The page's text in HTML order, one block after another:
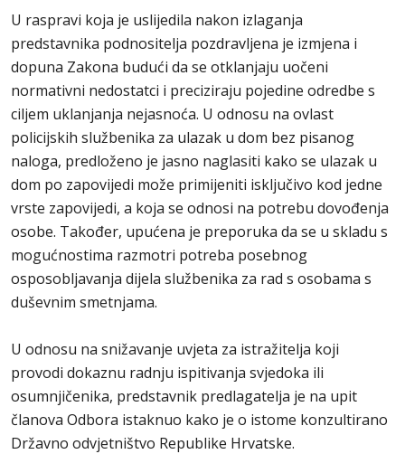
U raspravi koja je uslijedila nakon izlaganja
predstavnika podnositelja pozdravljena je izmjena i
dopuna Zakona budući da se otklanjaju uočeni
normativni nedostatci i preciziraju pojedine odredbe s
ciljem uklanjanja nejasnoća. U odnosu na ovlast
policijskih službenika za ulazak u dom bez pisanog
naloga, predloženo je jasno naglasiti kako se ulazak u
dom po zapovijedi može primijeniti isključivo kod jedne
vrste zapovijedi, a koja se odnosi na potrebu dovođenja
osobe. Također, upućena je preporuka da se u skladu s
mogućnostima razmotri potreba posebnog
osposobljavanja dijela službenika za rad s osobama s
duševnim smetnjama.
U odnosu na snižavanje uvjeta za istražitelja koji
provodi dokaznu radnju ispitivanja svjedoka ili
osumnjičenika, predstavnik predlagatelja je na upit
članova Odbora istaknuo kako je o istome konzultirano
Državno odvjetništvo Republike Hrvatske.